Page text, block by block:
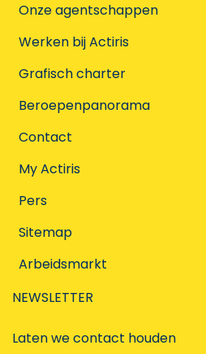
Onze agentschappen
Werken bij Actiris
Grafisch charter
Beroepenpanorama
Contact
My Actiris
Pers
Sitemap
Arbeidsmarkt
NEWSLETTER
Laten we contact houden